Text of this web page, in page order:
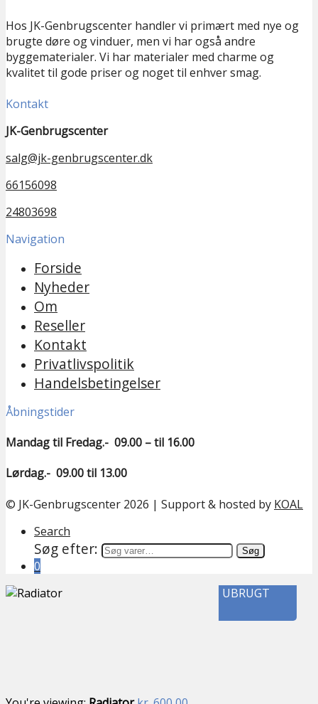
Hos JK-Genbrugscenter handler vi primært med nye og
brugte døre og vinduer, men vi har også andre
byggematerialer. Vi har materialer med charme og
kvalitet til gode priser og noget til enhver smag.
Kontakt
JK-Genbrugscenter
salg@jk-genbrugscenter.dk
66156098
24803698
Navigation
Forside
Nyheder
Om
Reseller
Kontakt
Privatlivspolitik
Handelsbetingelser
Åbningstider
Mandag til Fredag.- 09.00 – til 16.00
Lørdag.- 09.00 til 13.00
© JK-Genbrugscenter 2026 | Support & hosted by KOAL
Search
Søg efter: Søg
0
UBRUGT